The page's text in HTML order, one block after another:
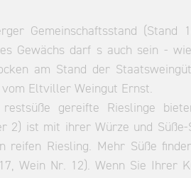
Gemeinschaftsstand (Stand
Gewächs darf s auch sein -
am Stand der
Eltviller Weingut Ernst.
gereifte Rieslinge
2) ist mit ihrer Würze und
reifen Riesling. Mehr Süße
Wein Nr. 12). Wenn Sie Ihrer